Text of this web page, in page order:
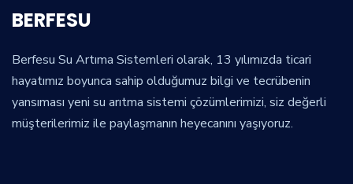
BERFESU
Berfesu Su Artıma Sistemleri olarak, 13 yılımızda ticari
hayatımız boyunca sahip olduğumuz bilgi ve tecrübenin
yansıması yeni su arıtma sistemi çözümlerimizi, siz değerli
müşterilerimiz ile paylaşmanın heyecanını yaşıyoruz.